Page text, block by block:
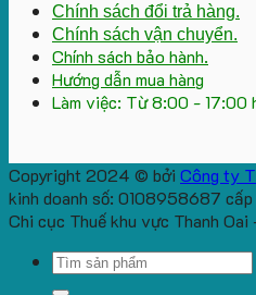
Chính sách đổi trả hàng.
Chính sách vận chuyển.
Chính sách bảo hành.
Hướng dẫn mua hàng
Làm việc: Từ 8:00 - 17:00
Copyright 2024 © bởi Công ty
kinh doanh số: 0108958687
Chi cục Thuế khu vực Thanh Oai
Search
for: